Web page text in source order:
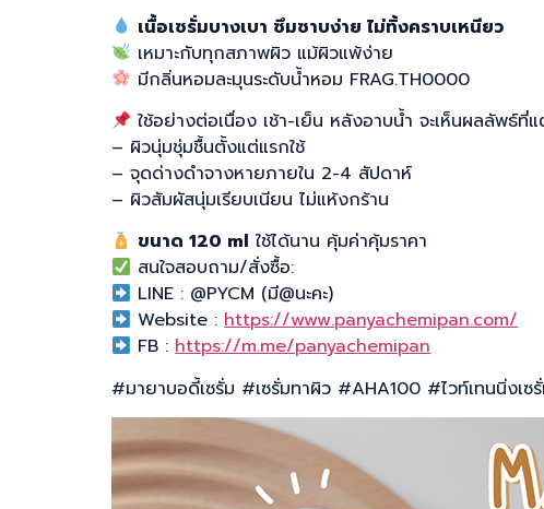
เนื้อเซรั่มบางเบา ซึมซาบง่าย ไม่ทิ้งคราบเหนียว
เหมาะกับทุกสภาพผิว แม้ผิวแพ้ง่าย
มีกลิ่นหอมละมุนระดับน้ำหอม FRAG.TH0000
ใช้อย่างต่อเนื่อง เช้า-เย็น หลังอาบน้ำ จะเห็นผลลัพธ์ที่
– ผิวนุ่มชุ่มชื้นตั้งแต่แรกใช้
– จุดด่างดำจางหายภายใน 2-4 สัปดาห์
– ผิวสัมผัสนุ่มเรียบเนียน ไม่แห้งกร้าน
ขนาด 120 ml ใช้ได้นาน คุ้มค่าคุ้มราคา
สนใจสอบถาม/สั่งซื้อ:
LINE : @PYCM (มี@นะคะ)
Website :https://www.panyachemipan.com/
FB :https://m.me/panyachemipan
#มายาบอดี้เซรั่ม #เซรั่มทาผิว #AHA100 #ไวท์เทนนิ่งเ